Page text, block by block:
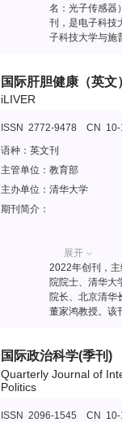
(INSPEC)，俄
志》(AJ,VINITI)
期刊世界影响力
相交，与时代学
技发展”的作用，
名：光子传感器
刊，是电子科技
子科技大学与施
回归国内，与清
我国光纤传感领
士。编委会由来
和地区的63位国
组成。《
以报道及发表光
器、生物光子传
器、传感器复用
光子传感器相关
等。
国际肝胆健康（英文
iLIVER
ISSN 2772-9478 CN 10-
语种： 英文刊
主管单位： 教育部
主办单位： 清华大学
期刊简介：
展开
2022年创刊，
院院士、清华大
院长、北京清华
董家鸿教授。该
命，旨在展示和
域内重要创新与
多学科医师、专
国际政治科学(季刊)
Quarterly Journal of
Politics
ISSN 2096-1545 CN 10-